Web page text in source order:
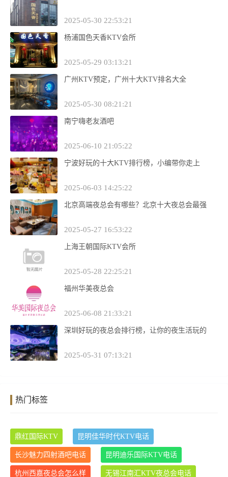
2025-05-30 22:53:21
杨浦国色天香KTV会所
2025-05-29 03:13:21
广州KTV预定，广州十大KTV排名大全
2025-05-30 08:21:21
南宁嗨老友酒吧
2025-06-10 21:05:22
宁波好玩的十大KTV排行榜，小编带你走上
2025-06-03 14:25:22
北京高端夜总会有哪些？北京十大夜总会最强
2025-05-27 16:53:22
上海王朝国际KTV会所
2025-05-28 22:25:21
福州华美夜总会
2025-06-08 21:33:21
深圳好玩的夜总会排行榜，让你的夜生活玩的
2025-05-31 07:13:21
热门标签
鼎红国际KTV 昆明佳华时代KTV电话
长沙魅力四射酒吧电话 昆明迪乐国际KTV电话
杭州西嘉夜总会怎么样 无锡江南汇KTV夜总会电话